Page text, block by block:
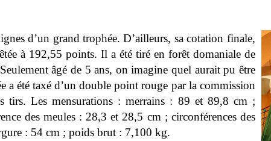
d’un grand trophée. D’ailleurs, sa cotation finale,
à 192,55 points. Il a été tiré en forêt domaniale de
âgé de 5 ans, on imagine quel aurait pu être
a été taxé d’un double point rouge par la commission
tirs. Les mensurations : merrains : 89 et 89,8 cm ;
des meules : 28,3 et 28,5 cm ; circonférences des
: 54 cm ; poids brut : 7,100 kg.